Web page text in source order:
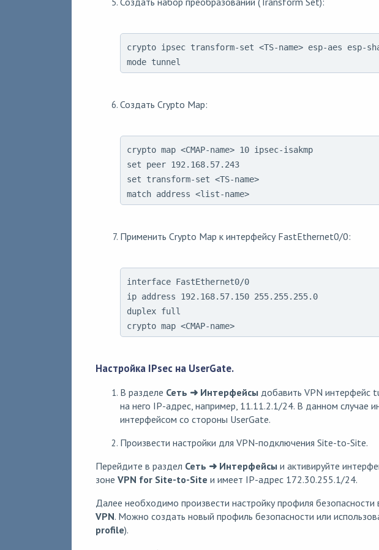
crypto ipsec transform-set <TS-name> esp-aes esp-
mode tunnel
Создать Crypto Map:
crypto map <CMAP-name> 10 ipsec-isakmp
set peer 192.168.57.243
set transform-set <TS-name>
match address <list-name>
Применить Crypto Map к интерфейсу FastEthernet0/0:
interface FastEthernet0/0
ip address 192.168.57.150 255.255.255.0
duplex full
crypto map <CMAP-name>
Настройка IPsec на UserGate.
В разделе Сеть ➜ Интерфейсыдобавить VPN интерфейс
на него IP-адрес, например, 11.11.2.1/24. В данном случае
интерфейсом со стороны UserGate.
Произвести настройки для VPN-подключения Site-to-Site.
Перейдите в раздел Сеть ➜ Интерфейсыи активируйте
зоне VPN for Site-to-Site и имеет IP-адрес 172.30.255.1/24.
Далее необходимо произвести настройку профиля безопасности
VPN. Можно создать новый профиль безопасности или
profile).